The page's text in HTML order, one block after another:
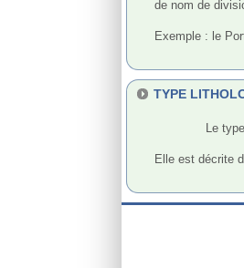
de nom de
Exemple : le
TYPE
Elle est décrite